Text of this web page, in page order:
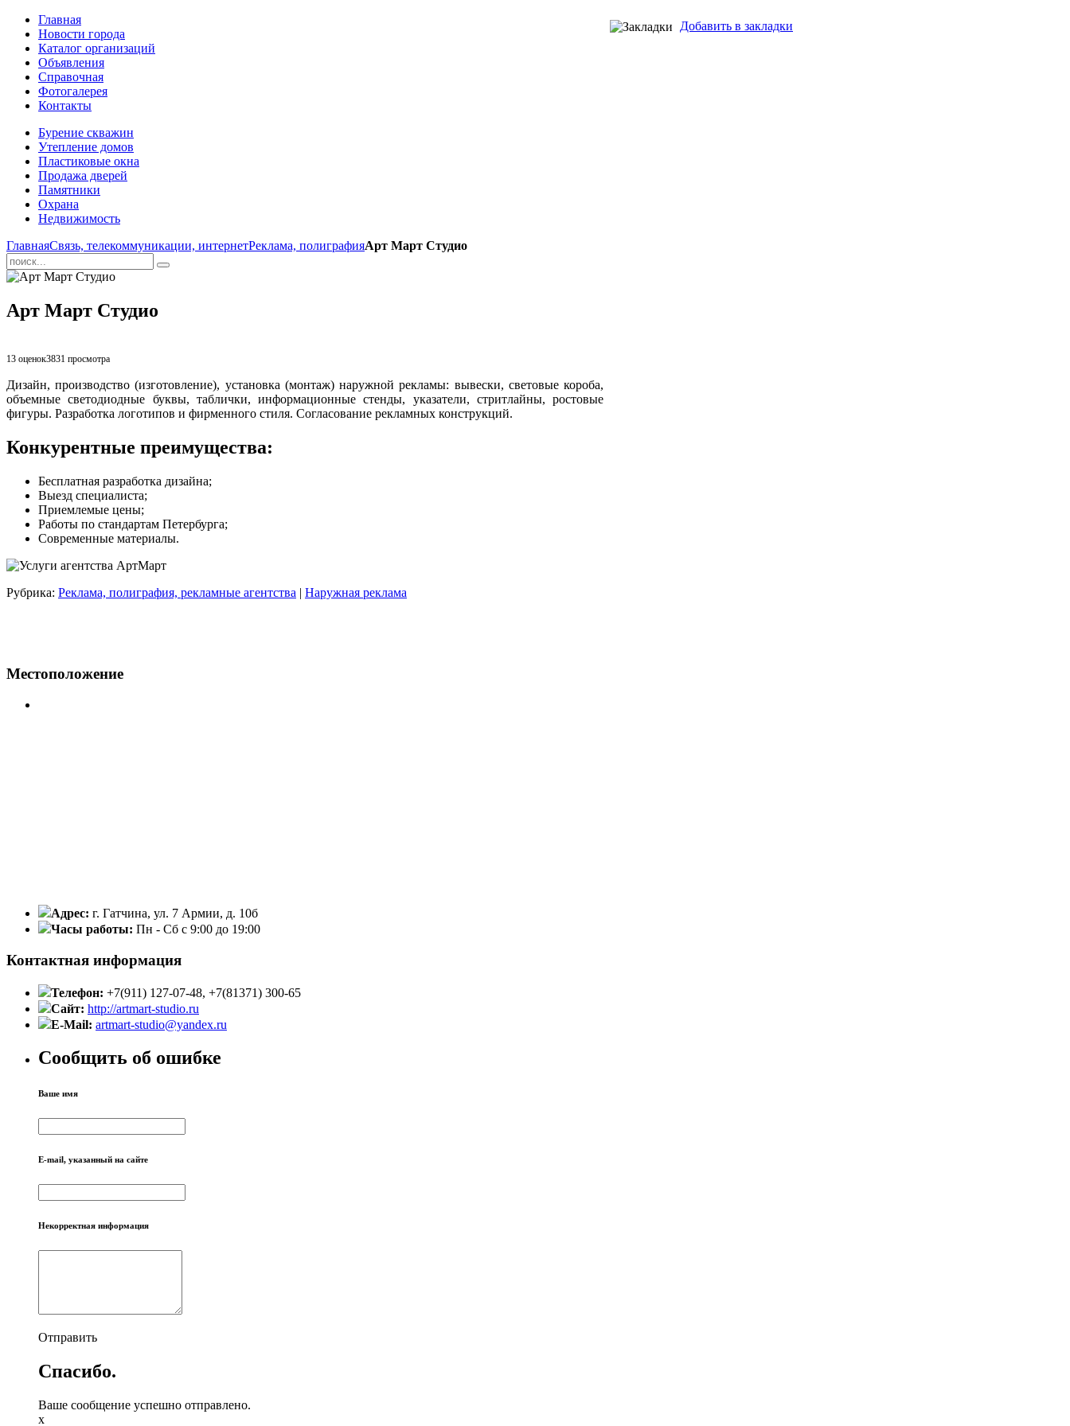
Добавить в закладки
Главная
Новости города
Каталог организаций
Объявления
Справочная
Фотогалерея
Контакты
Бурение скважин
Утепление домов
Пластиковые окна
Продажа дверей
Памятники
Охрана
Недвижимость
ГлавнаяСвязь, телекоммуникации, интернетРеклама, полиграфияАрт Март Студио
Арт Март Студио
13 оценок3831 просмотра
Дизайн, производство (изготовление), установка (монтаж) наружной рекламы: вывески, световые короба,
объемные светодиодные буквы, таблички, информационные стенды, указатели, стритлайны, ростовые
фигуры. Разработка логотипов и фирменного стиля. Согласование рекламных конструкций.
Конкурентные преимущества:
Бесплатная разработка дизайна;
Выезд специалиста;
Приемлемые цены;
Работы по стандартам Петербурга;
Современные материалы.
Рубрика: Реклама, полиграфия, рекламные агентства | Наружная реклама
Местоположение
Адрес: г. Гатчина, ул. 7 Армии, д. 10б
Часы работы: Пн - Сб с 9:00 до 19:00
Контактная информация
Телефон: +7(911) 127-07-48, +7(81371) 300-65
Сайт: http://artmart-studio.ru
E-Mail: artmart-studio@yandex.ru
Сообщить об ошибке
Ваше имя
E-mail, указанный на сайте
Некорректная информация
Отправить
Спасибо.
Ваше сообщение успешно отправлено.
x